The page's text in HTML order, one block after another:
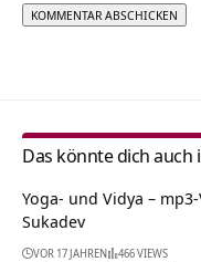
Das könnte dich auch
Yoga- und Vidya –
Sukadev
VOR 17 JAHREN 466 VIEWS